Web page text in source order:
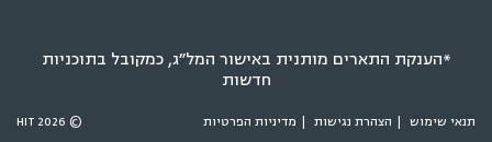
*הענקת התארים מותנית באישור המל״ג, כמקובל בתוכניות
חדשות
תנאי שימוש הצהרת נגישות מדיניות הפרטיות © 2026 HIT